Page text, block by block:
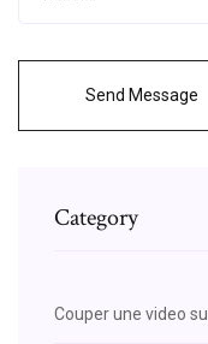
Send Message
Category
Couper une video